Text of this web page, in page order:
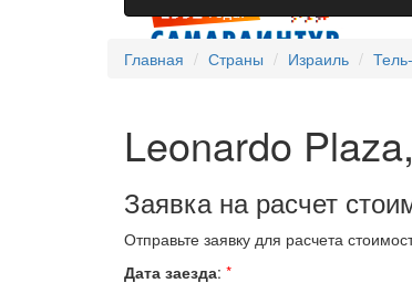
Главная Страны Израиль
Leonardo
Заявка на расчет
Отправьте заявку для расчета
Дата заезда: *